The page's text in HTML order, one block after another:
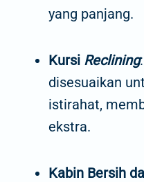
yang panjang.
Kursi Reclining
disesuaikan
istirahat,
ekstra.
Kabin Bersih